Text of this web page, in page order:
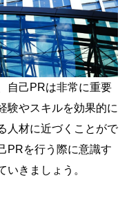
自己PRは非常に重要
験やスキルを効果的に
人材に近づくことがで
PRを行う際に意識す
きましょう。